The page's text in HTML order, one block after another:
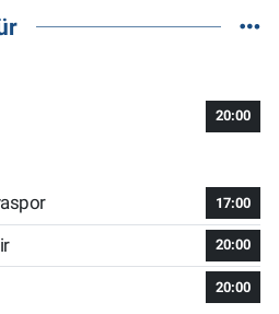
20:00
17:00
20:00
20:00